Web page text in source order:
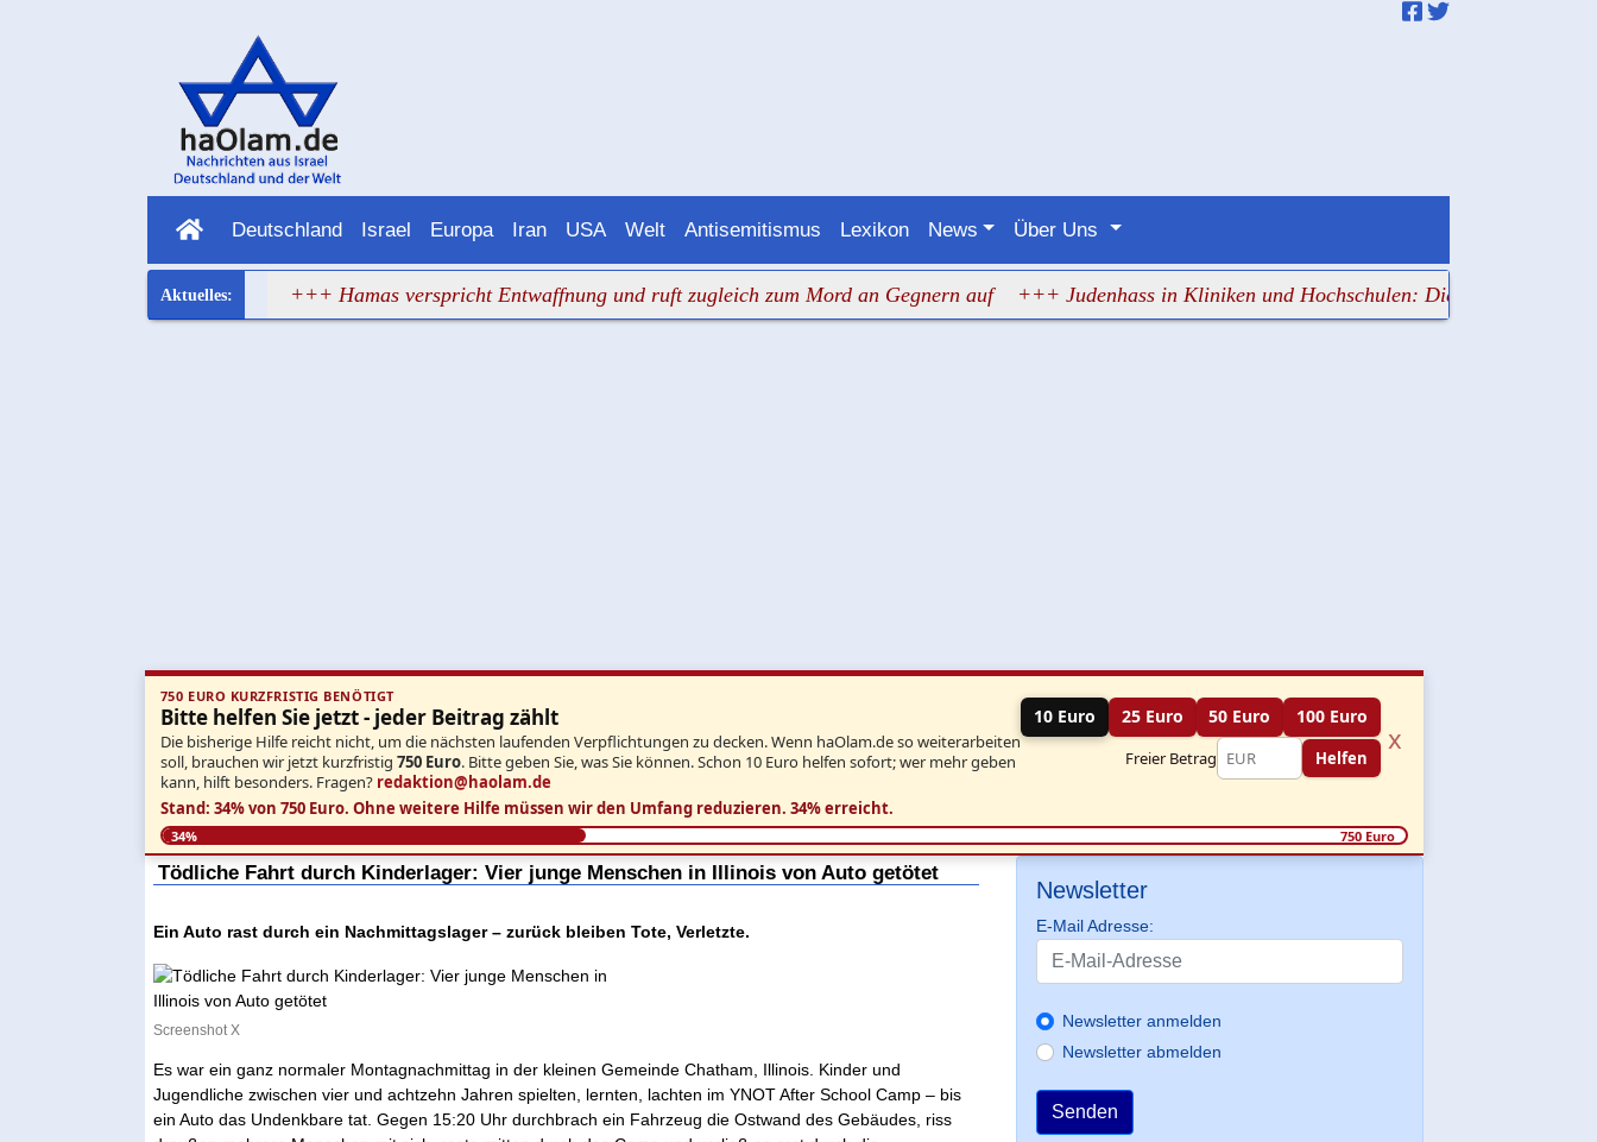
Deutschland Israel Europa Iran USA Welt Antisemitismus Lexikon News Über Uns
hat wieder versagt +++ Hamas verspricht Entwaffnung und ruft zugleich zum Mord an Gegnern auf +++ Judenhass in Kliniken und Hochschulen: Die Verantwortlichen
750 EURO KURZFRISTIG BENÖTIGT
Bitte helfen Sie jetzt - jeder Beitrag zählt
Die bisherige Hilfe reicht nicht, um die nächsten laufenden Verpflichtungen zu decken. Wenn haOlam.de so weiterarbeiten
soll, brauchen wir jetzt kurzfristig 750 Euro. Bitte geben Sie, was Sie können. Schon 10 Euro helfen sofort; wer mehr geben
kann, hilft besonders. Fragen? redaktion@haolam.de
10 Euro 25 Euro 50 Euro 100 Euro
Freier Betrag Helfen
x
Stand: 34% von 750 Euro. Ohne weitere Hilfe müssen wir den Umfang reduzieren. 34% erreicht.
34% 750 Euro
Tödliche Fahrt durch Kinderlager: Vier junge Menschen in Illinois von Auto getötet
Ein Auto rast durch ein Nachmittagslager – zurück bleiben Tote, Verletzte.
Screenshot X
Es war ein ganz normaler Montagnachmittag in der kleinen Gemeinde Chatham, Illinois. Kinder und
Jugendliche zwischen vier und achtzehn Jahren spielten, lernten, lachten im YNOT After School Camp – bis
ein Auto das Undenkbare tat. Gegen 15:20 Uhr durchbrach ein Fahrzeug die Ostwand des Gebäudes, riss
Newsletter
E-Mail Adresse:
Newsletter anmelden
Newsletter abmelden
Senden